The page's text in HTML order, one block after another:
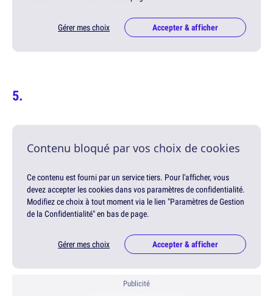
Gérer mes choix Accepter & afficher
Contenu bloqué par vos choix de cookies
Ce contenu est fourni par un service tiers. Pour l'afficher, vous
devez accepter les cookies dans vos paramètres de confidentialité.
Modifiez ce choix à tout moment via le lien "Paramètres de Gestion
de la Confidentialité" en bas de page.
Gérer mes choix Accepter & afficher
Publicité